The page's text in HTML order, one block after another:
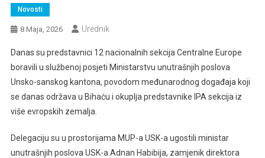
Novosti
8 Maja, 2026 Urednik
Danas su predstavnici 12 nacionalnih sekcija Centralne Europe
boravili u službenoj posjeti Ministarstvu unutrašnjih poslova
Unsko-sanskog kantona, povodom međunarodnog događaja koji
se danas održava u Bihaću i okuplja predstavnike IPA sekcija iz
više evropskih zemalja.
Delegaciju su u prostorijama MUP-a USK-a ugostili ministar
unutrašnjih poslova USK-a Adnan Habibija, zamjenik direktora